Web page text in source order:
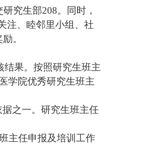
研究生部208。同时，
注、睦邻里小组、社
。
结果。按照研究生班主
学院优秀研究生班主
之一。研究生班主任
主任申报及培训工作